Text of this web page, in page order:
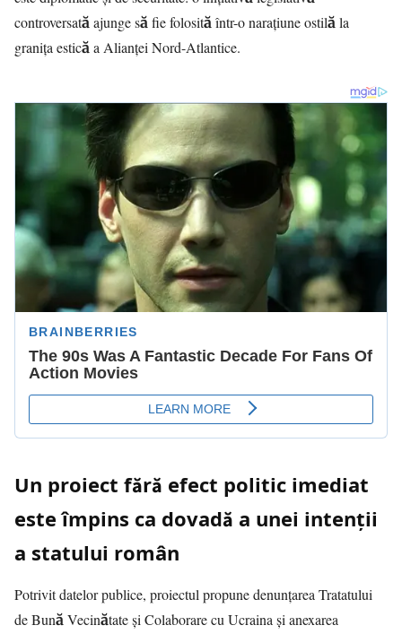
controversată ajunge să fie folosită într-o narațiune ostilă la
granița estică a Alianței Nord-Atlantice.
Un proiect fără efect politic imediat
este împins ca dovadă a unei intenții
a statului român
Potrivit datelor publice, proiectul propune denunțarea Tratatului
de Bună Vecinătate și Colaborare cu Ucraina și anexarea